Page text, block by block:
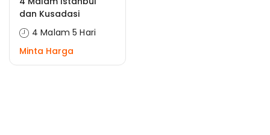
dan Kusadasi
4 Malam 5 Hari
Minta Harga